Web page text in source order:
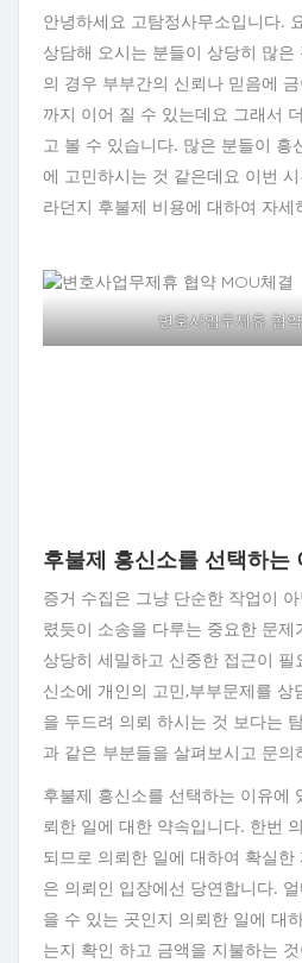
안녕하세요 고탐정사무소입니다.
상담해 오시는 분들이 상당히 많
의 경우 부부간의 신뢰나 믿음에
까지 이어 질 수 있는데요 그래서
고 볼 수 있습니다. 많은 분들이 흥
에 고민하시는 것 같은데요 이번
라던지 후불제 비용에 대하여 자
변호사업무제휴 협
후불제 흥신소를 선택하는
증거 수집은 그냥 단순한 작업이
렸듯이 소송을 다루는 중요한 문
상당히 세밀하고 신중한 접근이
신소에 개인의 고민,부부문제를
을 두드려 의뢰 하시는 것 보다는
과 같은 부분들을 살펴보시고 문
후불제 흥신소를 선택하는 이유에
뢰한 일에 대한 약속입니다. 한번
되므로 의뢰한 일에 대하여 확실한
은 의뢰인 입장에선 당연합니다.
을 수 있는 곳인지 의뢰한 일에 대
는지 확인 하고 금액을 지불하는